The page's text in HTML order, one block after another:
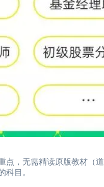
，无需精读原版教材（
科目。